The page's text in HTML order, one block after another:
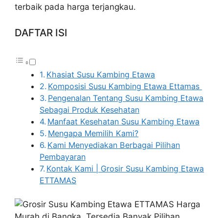
terbaik pada harga terjangkau.
DAFTAR ISI
Khasiat Susu Kambing Etawa
Komposisi Susu Kambing Etawa Ettamas
Pengenalan Tentang Susu Kambing Etawa
Sebagai Produk Kesehatan
Manfaat Kesehatan Susu Kambing Etawa
Mengapa Memilih Kami?
Kami Menyediakan Berbagai Pilihan
Pembayaran
Kontak Kami | Grosir Susu Kambing Etawa
ETTAMAS